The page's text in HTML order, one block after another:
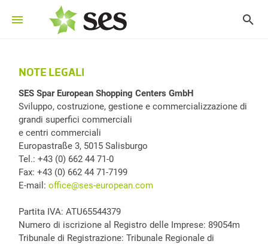
NOTE LEGALI
SES Spar European Shopping Centers GmbH
Sviluppo, costruzione, gestione e commercializzazione di
grandi superfici commerciali
e centri commerciali
Europastraße 3, 5015 Salisburgo
Tel.: +43 (0) 662 44 71-0
Fax: +43 (0) 662 44 71-7199
E-mail: office@ses-european.com
Partita IVA: ATU65544379
Numero di iscrizione al Registro delle Imprese: 89054m
Tribunale di Registrazione: Tribunale Regionale di